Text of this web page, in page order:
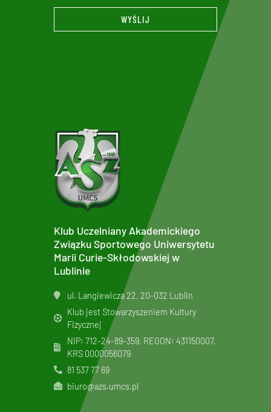
WYŚLIJ
Klub Uczelniany Akademickiego
Związku Sportowego Uniwersytetu
Marii Curie-Skłodowskiej w
Lublinie
ul. Langiewicza 22, 20-032 Lublin
Klub jest Stowarzyszeniem Kultury
Fizycznej
NIP: 712-24-89-359, REGON: 431150007,
KRS 0000056079
81 537 77 69
biuro@azs.umcs.pl